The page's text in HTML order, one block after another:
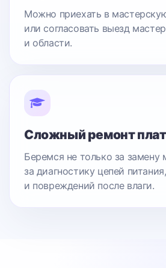
Можно приехать в
или согласовать выезд
и области.
Сложный ремонт плат
Беремся не только за замену
за диагностику цепей
и повреждений после влаги.